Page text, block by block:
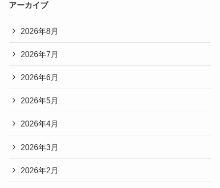
アーカイブ
2026年8月
2026年7月
2026年6月
2026年5月
2026年4月
2026年3月
2026年2月